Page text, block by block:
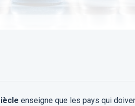
enseigne que les pays qui